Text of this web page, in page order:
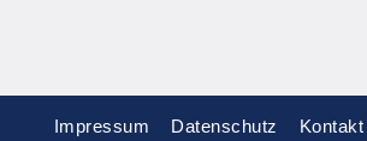
Impressum Datenschutz Kontakt